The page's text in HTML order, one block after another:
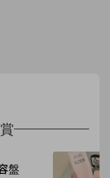
盤